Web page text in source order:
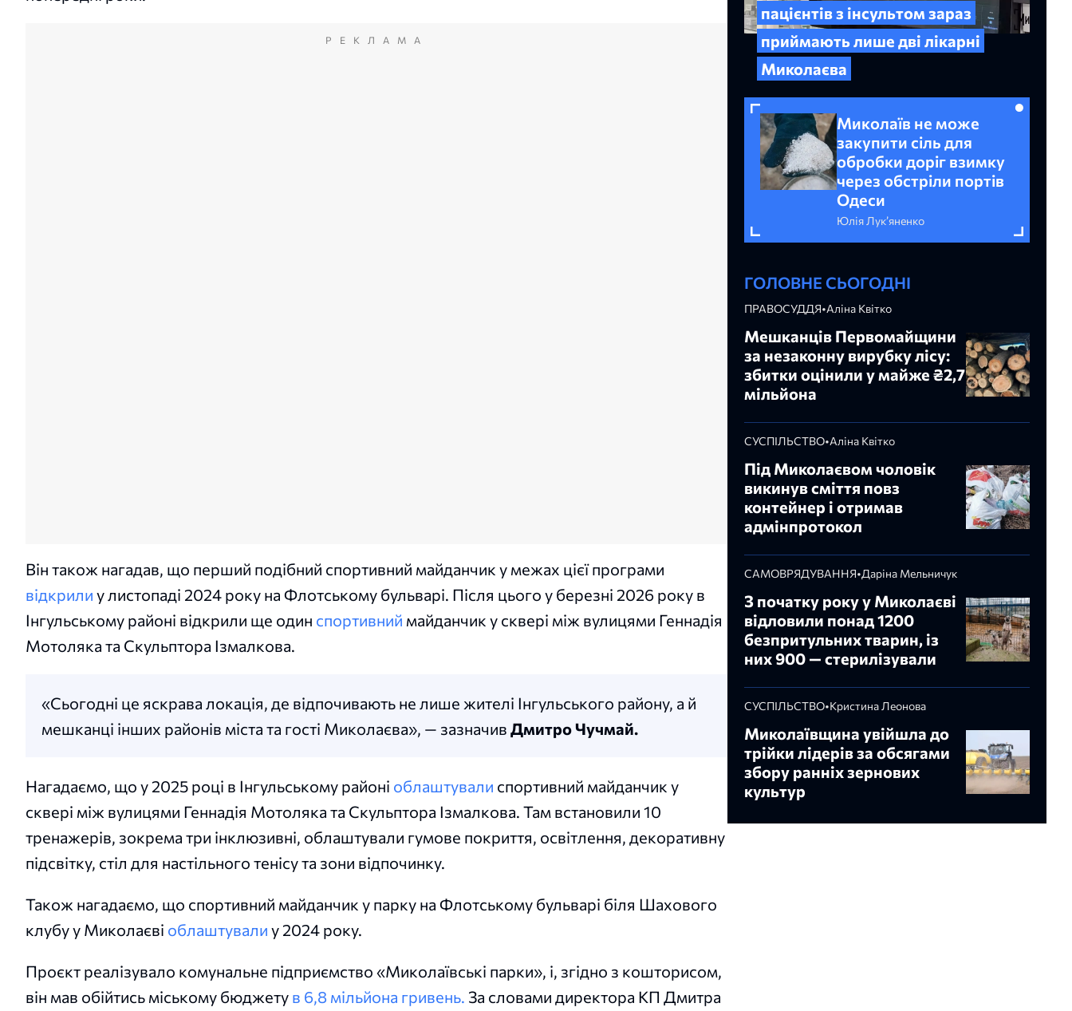
РЕКЛАМА
Він також нагадав, що перший подібний спортивний майданчик у межах цієї програми
відкрили у листопаді 2024 року на Флотському бульварі. Після цього у березні 2026 року в
Інгульському районі відкрили ще один спортивний майданчик у сквері між вулицями Геннадія
Мотоляка та Скульптора Ізмалкова.
«Сьогодні це яскрава локація, де відпочивають не лише жителі Інгульського району, а й
мешканці інших районів міста та гості Миколаєва», — зазначив Дмитро Чучмай.
Нагадаємо, що у 2025 році в Інгульському районі облаштували спортивний майданчик у
сквері між вулицями Геннадія Мотоляка та Скульптора Ізмалкова. Там встановили 10
тренажерів, зокрема три інклюзивні, облаштували гумове покриття, освітлення, декоративну
підсвітку, стіл для настільного тенісу та зони відпочинку.
Також нагадаємо, що спортивний майданчик у парку на Флотському бульварі біля Шахового
клубу у Миколаєві облаштували у 2024 року.
Проєкт реалізувало комунальне підприємство «Миколаївські парки», і, згідно з кошторисом,
він мав обійтись міському бюджету в 6,8 мільйона гривень. За словами директора КП Дмитра
пацієнтів з інсультом зараз
приймають лише дві лікарні
Миколаєва
Миколаїв не може
закупити сіль для
обробки доріг взимку
через обстріли портів
Одеси
Юлія Лук’яненко
ГОЛОВНЕ СЬОГОДНІ
ПРАВОСУДДЯ•Аліна Квітко
Мешканців Первомайщини
за незаконну вирубку лісу:
збитки оцінили у майже ₴2,7
мільйона
СУСПІЛЬСТВО•Аліна Квітко
Під Миколаєвом чоловік
викинув сміття повз
контейнер і отримав
адмінпротокол
САМОВРЯДУВАННЯ•Даріна Мельничук
З початку року у Миколаєві
відловили понад 1200
безпритульних тварин, із
них 900 — стерилізували
СУСПІЛЬСТВО•Кристина Леонова
Миколаївщина увійшла до
трійки лідерів за обсягами
збору ранніх зернових
культур